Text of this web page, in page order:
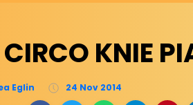
KNIE
Eglin 24 Nov 2014